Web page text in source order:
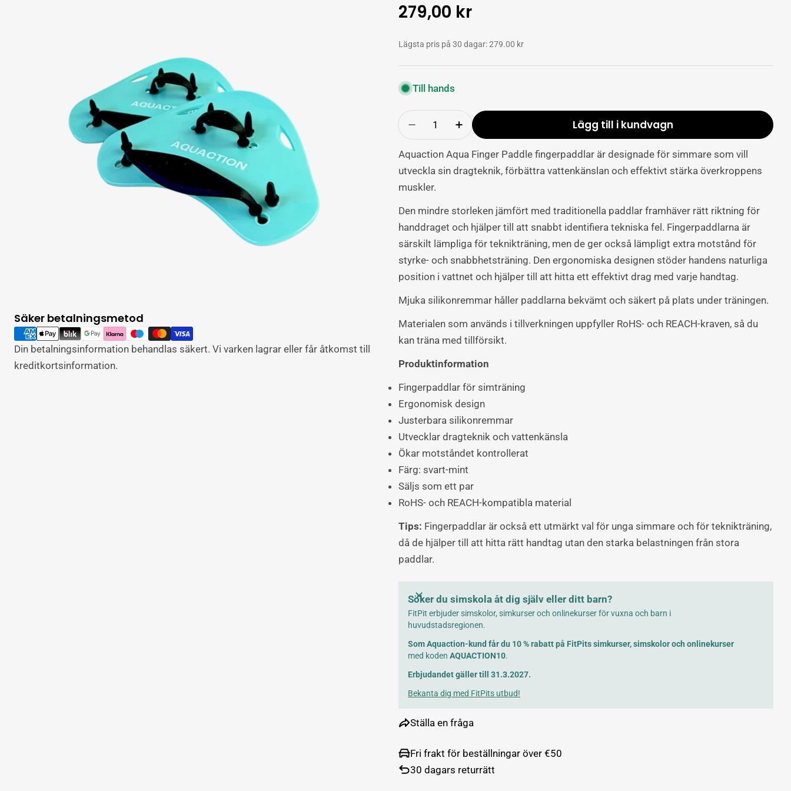
mediefilen 0 i modalt format
Säker betalningsmetod
Betalningsalternativ
Din betalningsinformation behandlas säkert. Vi varken lagrar eller får åtkomst till
kreditkortsinformation.
Ordinarie
pris
279,00 kr
Lägsta pris på 30 dagar: 279.00 kr
Till hands
Minska mängden av Aqua Finger Paddles ergonomiska
Lägg till produktmängd Aqua Finger Paddles
Lägg till i kundvagn
Aquaction Aqua Finger Paddle fingerpaddlar är designade för simmare som vill
utveckla sin dragteknik, förbättra vattenkänslan och effektivt stärka överkroppens
muskler.
Den mindre storleken jämfört med traditionella paddlar framhäver rätt riktning för
handdraget och hjälper till att snabbt identifiera tekniska fel. Fingerpaddlarna är
särskilt lämpliga för teknikträning, men de ger också lämpligt extra motstånd för
styrke- och snabbhetsträning. Den ergonomiska designen stöder handens naturliga
position i vattnet och hjälper till att hitta ett effektivt drag med varje handtag.
Mjuka silikonremmar håller paddlarna bekvämt och säkert på plats under träningen.
Materialen som används i tillverkningen uppfyller RoHS- och REACH-kraven, så du
kan träna med tillförsikt.
Produktinformation
Fingerpaddlar för simträning
Ergonomisk design
Justerbara silikonremmar
Utvecklar dragteknik och vattenkänsla
Ökar motståndet kontrollerat
Färg: svart-mint
Säljs som ett par
RoHS- och REACH-kompatibla material
Tips: Fingerpaddlar är också ett utmärkt val för unga simmare och för teknikträning,
då de hjälper till att hitta rätt handtag utan den starka belastningen från stora
paddlar.
Söker du simskola åt dig själv eller ditt barn?
FitPit erbjuder simskolor, simkurser och onlinekurser för vuxna och barn i
huvudstadsregionen.
Som Aquaction-kund får du 10 % rabatt på FitPits simkurser, simskolor och onlinekurser
med koden AQUACTION10.
Erbjudandet gäller till 31.3.2027.
Bekanta dig med FitPits utbud!
Ställa en fråga
Fri frakt för beställningar över €50
30 dagars returrätt